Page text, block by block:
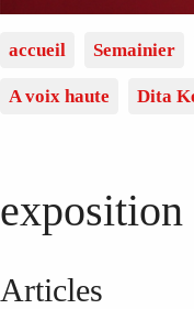
accueil Semainier
A voix haute Dita
exposition
Articles